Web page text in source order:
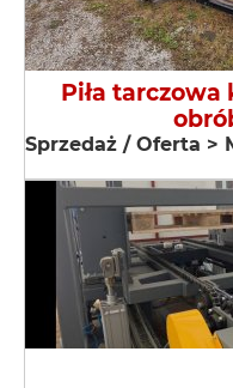
Piła tarczowa
Sprzedaż / Oferta >